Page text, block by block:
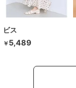
ビス
￥ 5,489